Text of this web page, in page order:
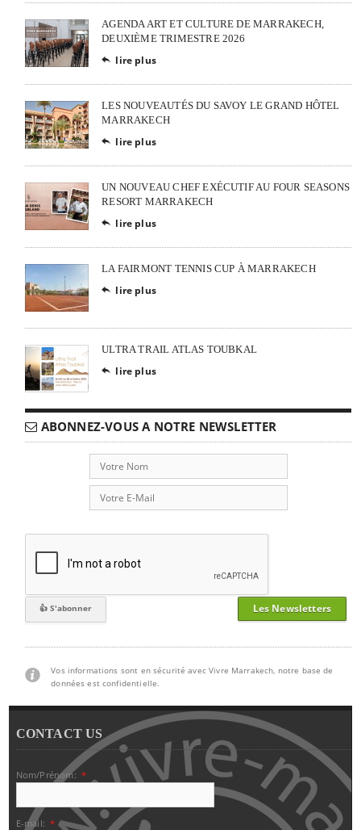
AGENDA ART ET CULTURE DE MARRAKECH,
DEUXIÈME TRIMESTRE 2026
 lire plus
LES NOUVEAUTÉS DU SAVOY LE GRAND HÔTEL
MARRAKECH
 lire plus
UN NOUVEAU CHEF EXÉCUTIF AU FOUR SEASONS
RESORT MARRAKECH
 lire plus
LA FAIRMONT TENNIS CUP À MARRAKECH
 lire plus
ULTRA TRAIL ATLAS TOUBKAL
 lire plus
ABONNEZ-VOUS A NOTRE NEWSLETTER
Les Newsletters
Vos informations sont en sécurité avec Vivre Marrakech, notre base de
données est confidentielle.
CONTACT US
Nom/Prénom: *
E-mail: *